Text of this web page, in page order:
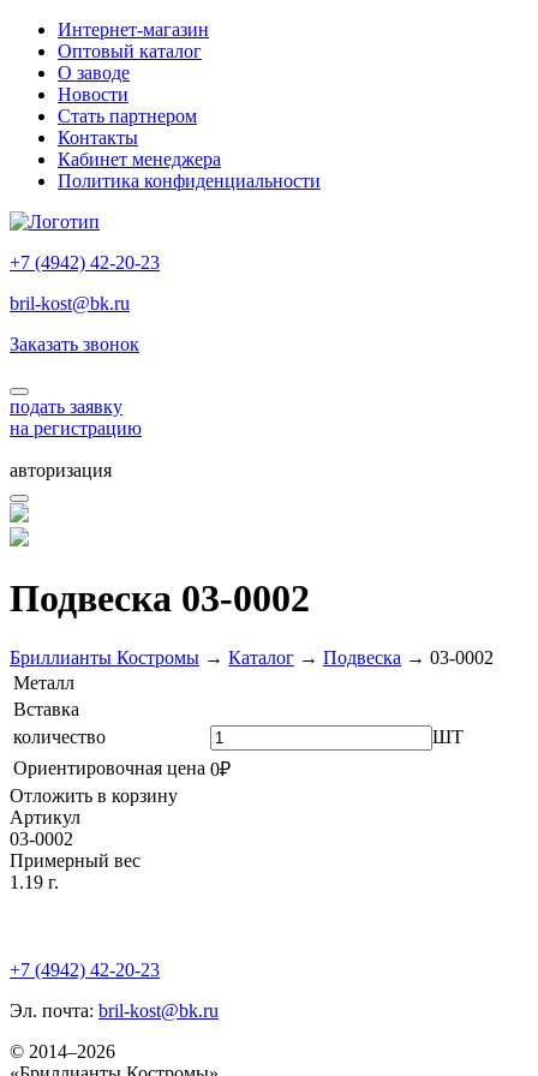
Интернет-магазин
Оптовый каталог
О заводе
Новости
Стать партнером
Контакты
Кабинет менеджера
Политика конфиденциальности
+7 (4942) 42-20-23
bril-kost@bk.ru
Заказать звонок
подать заявку
на регистрацию
авторизация
Подвеска 03-0002
Бриллианты Костромы → Каталог → Подвеска → 03-0002
Металл
Вставка
количество
ШТ
Ориентировочная цена 0₽
Отложить в корзину
Артикул
03-0002
Примерный вес
1.19 г.
+7 (4942) 42-20-23
Эл. почта: bril-kost@bk.ru
© 2014–2026